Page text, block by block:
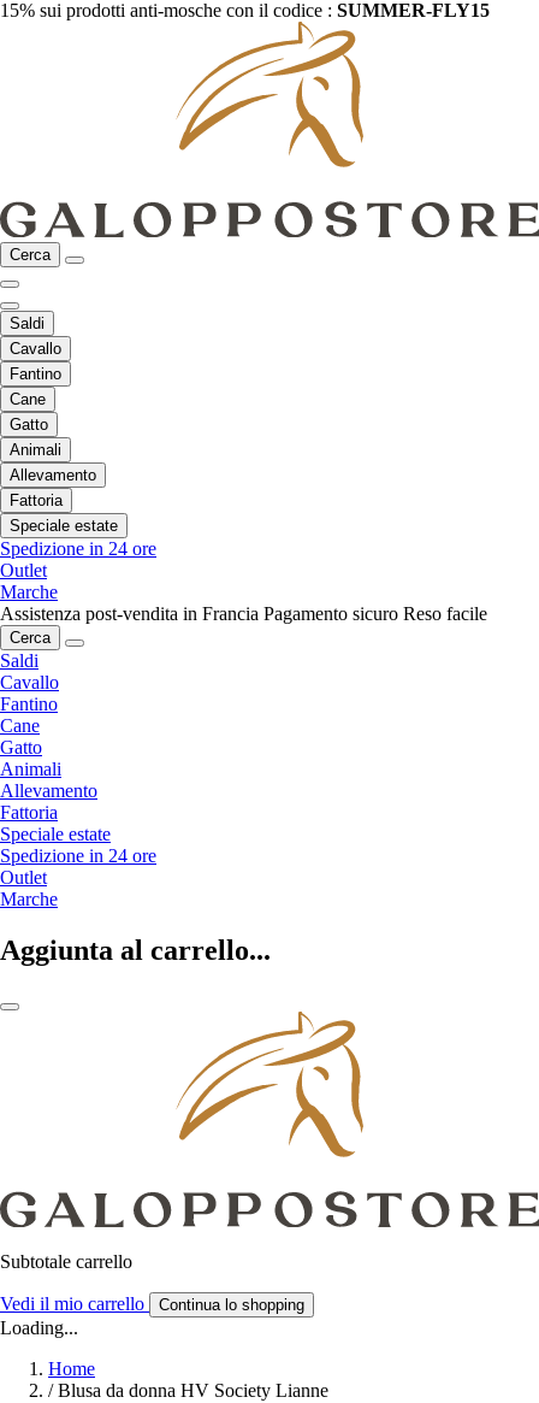
15% sui prodotti anti-mosche con il codice : SUMMER-FLY15
Cerca
Saldi
Cavallo
Fantino
Cane
Gatto
Animali
Allevamento
Fattoria
Speciale estate
Spedizione in 24 ore
Outlet
Marche
Assistenza post-vendita in Francia Pagamento sicuro Reso facile
Cerca
Saldi
Cavallo
Fantino
Cane
Gatto
Animali
Allevamento
Fattoria
Speciale estate
Spedizione in 24 ore
Outlet
Marche
Aggiunta al carrello...
Subtotale carrello
Vedi il mio carrello Continua lo shopping
Loading...
Home
/ Blusa da donna HV Society Lianne